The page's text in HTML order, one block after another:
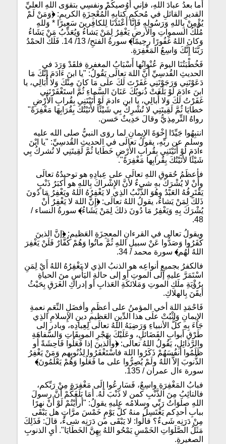
أما بعدُ عبادَ اللهِ، فإني أوُصيكُمْ ونفسِي بتقوَى اللهِ العليِّ
القديرِ القائلِ في مُحكمِ كتابِهِ الْمُعْجِزَةِ الكريمِ:﴿وَمَنْ لَمْ
يُؤْمِنْ بِاللهِ وَرَسُولِهِ فَإِنَّا أَعْتَدْنَا لِلكافِرينَ سَعِيرًا * وَللهِ
مُلْكُ السمواتِ والأرضِ يَغْفِرُ لِمَنْ يَشاءُ وَيُعَذِّبُ مَنْ يَشَاءُ
وَكانَ اللهُ غَفُورًا رحِيمًا﴾
سورةُ الفتحِ/ 13/ 14. فَلَكَ الحمْدُ
رَبَّنَا إِنَّكَ وَاسِعُ المَغْفِرَةِ.
فَخُطْبَتُنَا اليومَ عُنْوانُها أَسْبَابُ المغفرةِ فلقَدْ وَرَدَ في
الحديثِ القُدسِيِّ أَنَّ اللهَ تعالَى يَقُولُ: "يا ابنَ ءَادَمَ إِنَّكَ مَا
دَعَوْتَنِي وَرَجَوْتَنِي غَفَرْتَ لَكَ علَى مَا كانَ مِنْكَ وَلا أُبَالِي، يا
ابنَ ءادَمَ لَوْ بَلَغَتْ ذُنوبُكَ عَنَانَ السَّماءِ ثُمَّ استَغْفَرْتَنِي
غَفَرْتُ لَكَ وَلا أُبالِي، يا ابن ءادمَ لَوْ أَتَيْتَنِي بِقُرابِ الأَرْضِ
خطايَا ثُمَّ لَقِيتَنِي لا تُشْرِكُ بِي شَيْئًا لأَتَيْتُكَ بِقُرَابِهَا مَغْفِرَةً"
رواهُ التِّرمِذِيُّ وقالَ حَدِيثٌ حَسن.
انتبِهُوا جَيِّدًا إِخْوَةَ الإِيمانِ لما روَى النبيُّ صلى الله عليه
وسلم عن ربِّهِ، يقولُ تعالَى في الحديثِ القُدسِيِّ: "يا ابْنَ
ءادَمَ لَوْ أَتَيْتَنِي بِقُرابِ الأَرْضِ خَطَايا ثُمَّ لَقِيتَنِي لا تُشركُ بِي
شَيْئًا لأتَيْتُكَ بِقُرابِها مَغْفِرَةً".
فأعظَمُ حُقوقِ اللهِ تعالَى على عِبادِهِ هو توحيدُهُ تعالَى
وأَنْ لا يُشْرَكَ بهِ شىءٌ لأنَّ الإِشْراكَ بِاللهِ هو أكبَرُ ذَنْبٍ
يَقْتَرِفُهُ العَبْدُ وهُوَ الذَّنْبُ الذِي لا يَغْفِرُهُ اللهُ ويَغْفِرُ مَا دُونَ
ذَلكَ لِمَنْ يَشاءُ، يقولُ اللهُ تعالَى:﴿ إِنَّ اللهَ لا يَغْفِرُ أَنْ
يُشْرَكَ بِهِ وَيَغْفِرُ مَا دُونَ ذلكَ لِمَنْ يَشَاءُ﴾ سورةُ النساء /
48.
ويقولُ تعالى في القرءانِ المعجِزَةِ العَظيمِ:﴿ إنَّ الذينَ
كَفَرُوا وَصَدُّوا عَنْ سبيلِ اللهِ ثُمَّ ماتُوا وَهُمْ كُفَّارٌ فَلَنْ يَغْفِرَ
اللهُ لَهُم﴾ سورة محمد / 34.
فالكفرُ بجميعِ أنواعِه هو الذنبُ الذِي لا يَغْفِرُهُ اللهُ أَيْ لِمَنِ
اسْتَمَرَّ عليهِ إلَى الموتِ أو إلى حالةِ اليَأْسِ منَ الحياةِ
برُؤْيَةِ ملَكِ الموتِ وَمَلائكَةِ العَذابِ أو إدراكِ الغَرَقِ بِحَيْثُ
أيقَنَ بِالهلاكِ.
فَاحْمَدِ اللهَ أخي المؤمنُ على أعظَمِ وأفضَلِ النِّعَمِ نعمةِ
الإِيمانِ وَاثْبُتْ علَى هذا الدِّينِ العَظيمِ دينِ الإِسلامِ الذِي
جَاءَ بِهِ كلُّ الأنبياءِ وَرَضِيَهُ اللهُ تعالَى لِعِبادِه، وبادر إلى
طَرْقِ أبوابِ الفَضَائلِ، وعَلَيْكَ بِهَجْرِ الموبِقَاتِ وَالسَّفاهَةِ
والرَّذائِلِ، يَقُولُ اللهُ تعالى:﴿والذينَ إذا فَعَلُوا فَاحِشَةً أو
ظَلَمُوا أنفُسَهُمْ ذَكَرُوا اللهَ فاسْتَغْفَرُوا لِذُنُوبِهم وَمَنْ يَغْفِرُ
الذُّنوبَ إلاَّ اللهُ ولَمْ يُصِرُّوا على ما فَعَلُوا وَهُمْ يَعْلَمُونَ﴾
سورة ءال عمران / 135.
فبابُ المَغْفِرَةِ واسِعٌ، فَسَارِعُوا إلَى مَغْفِرَةٍ مِنْ رَبِّكم،
فالتائِبُ مِنَ الذَّنْبِ كمن لا ذَنْبَ لَهُ. أمَا بَلَغَكُمْ أَنَّ رسولَ
اللهِ صلَوَاتُ رَبِّي وسلامُه عليهِ يقولُ: "أرأَيْتُمْ لَوْ أَنْ نهرًا
ببابِ أحدِكم يَغْتَسِلُ منهُ كلَّ يَوْمٍ خَمْسَ مرَّاتٍ هل يَبْقَى
مِنْ دَرَنِه شَىءٌ؟ قالُوا: لا يَبْقَى من دَرَنِه شىءٌ، قالَ: فَذَلِكَ
مَثَلُ الصَّلَوَاتِ الخَمْسِ يَمْحُو اللهُ بِهِنَّ الخَطَايَا". أيِ الذنوبِ
الصغيرةِ.